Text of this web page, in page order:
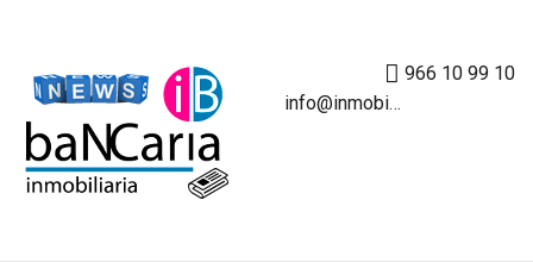
966 10 99 10
info@inmobiliariabancaria.com